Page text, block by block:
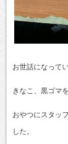
お世話になって
きなこ、黒ゴマ
おやつにスタッ
した。